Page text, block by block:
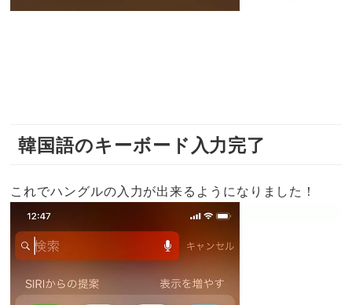
韓国語のキーボード入力完了
これでハングルの入力が出来るようになりました！